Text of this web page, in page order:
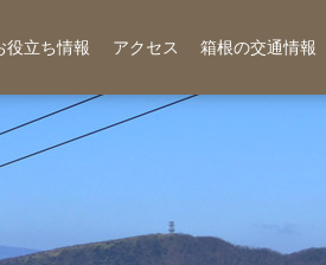
役立ち情報 アクセス 箱根の交通情報